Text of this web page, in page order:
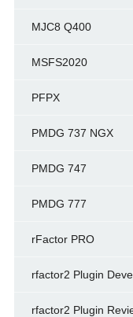
MJC8 Q400
MSFS2020
PFPX
PMDG 737 NGX
PMDG 747
PMDG 777
rFactor PRO
rfactor2 Plugin
rfactor2 Plugin